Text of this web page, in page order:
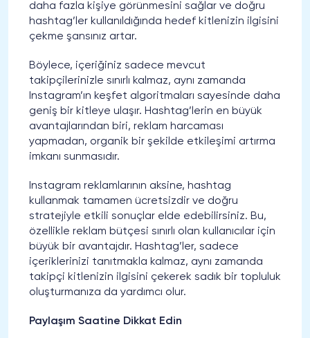
daha fazla kişiye görünmesini sağlar ve doğru
hashtag’ler kullanıldığında hedef kitlenizin ilgisini
çekme şansınız artar.
Böylece, içeriğiniz sadece mevcut
takipçilerinizle sınırlı kalmaz, aynı zamanda
Instagram’ın keşfet algoritmaları sayesinde daha
geniş bir kitleye ulaşır. Hashtag’lerin en büyük
avantajlarından biri, reklam harcaması
yapmadan, organik bir şekilde etkileşimi artırma
imkanı sunmasıdır.
Instagram reklamlarının aksine, hashtag
kullanmak tamamen ücretsizdir ve doğru
stratejiyle etkili sonuçlar elde edebilirsiniz. Bu,
özellikle reklam bütçesi sınırlı olan kullanıcılar için
büyük bir avantajdır. Hashtag’ler, sadece
içeriklerinizi tanıtmakla kalmaz, aynı zamanda
takipçi kitlenizin ilgisini çekerek sadık bir topluluk
oluşturmanıza da yardımcı olur.
Paylaşım Saatine Dikkat Edin